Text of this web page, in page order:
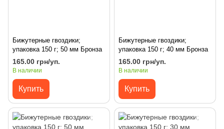
Бижутерные гвоздики;
упаковка 150 г; 50 мм Бронза
165.00 грн/уп.
В наличии
Купить
Бижутерные гвоздики;
упаковка 150 г; 40 мм Бронза
165.00 грн/уп.
В наличии
Купить